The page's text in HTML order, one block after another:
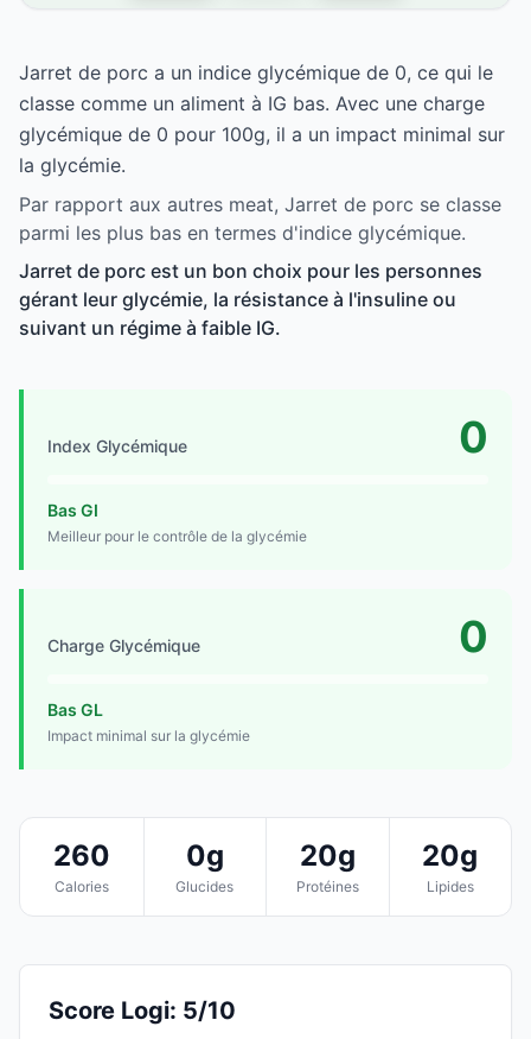
Jarret de porc a un indice glycémique de 0, ce qui le
classe comme un aliment à IG bas. Avec une charge
glycémique de 0 pour 100g, il a un impact minimal sur
la glycémie.
Par rapport aux autres meat, Jarret de porc se classe
parmi les plus bas en termes d'indice glycémique.
Jarret de porc est un bon choix pour les personnes
gérant leur glycémie, la résistance à l'insuline ou
suivant un régime à faible IG.
Index Glycémique 0
Bas GI
Meilleur pour le contrôle de la glycémie
Charge Glycémique 0
Bas GL
Impact minimal sur la glycémie
260
Calories
0g
Glucides
20g
Protéines
20g
Lipides
Score Logi: 5/10